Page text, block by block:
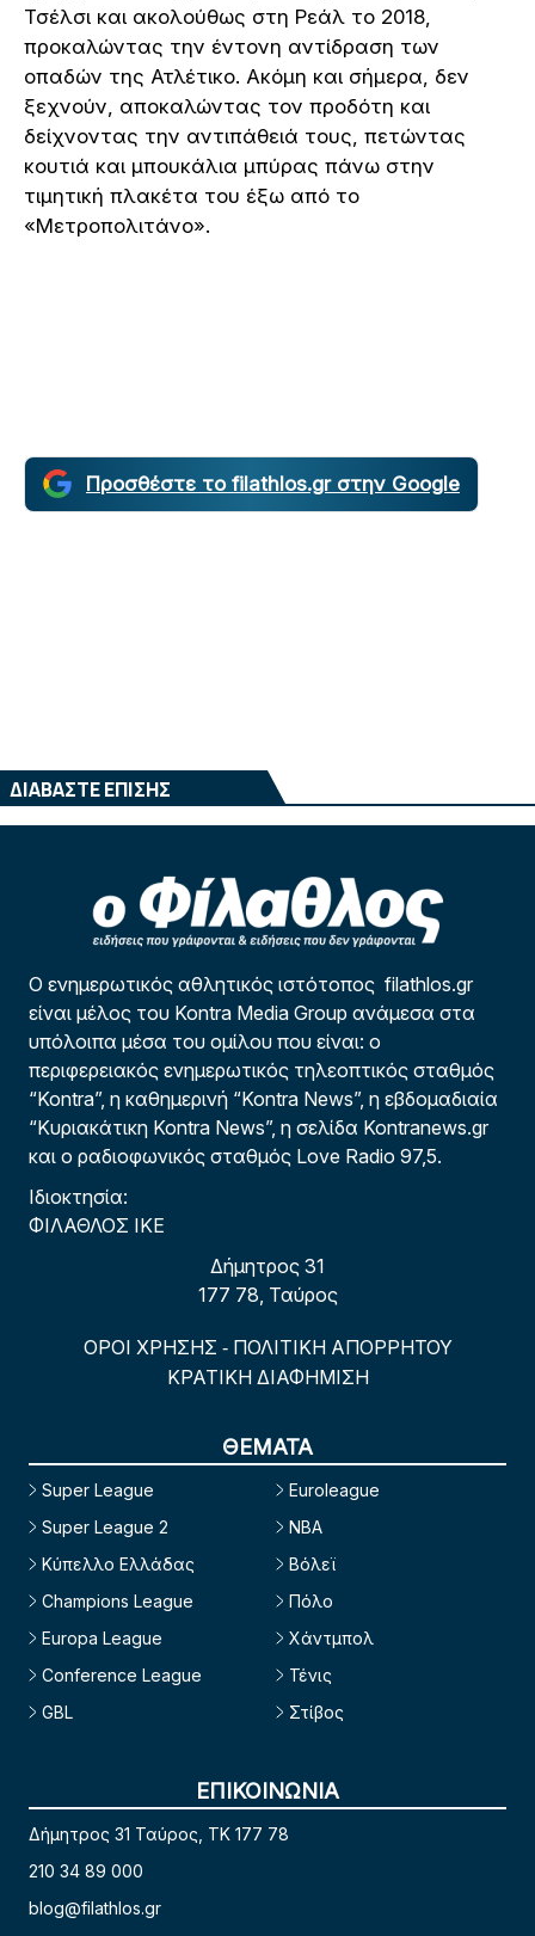
Τσέλσι και ακολούθως στη Ρεάλ το 2018,
προκαλώντας την έντονη αντίδραση των
οπαδών της Ατλέτικο. Ακόμη και σήμερα, δεν
ξεχνούν, αποκαλώντας τον προδότη και
δείχνοντας την αντιπάθειά τους, πετώντας
κουτιά και μπουκάλια μπύρας πάνω στην
τιμητική πλακέτα του έξω από το
«Μετροπολιτάνο».
Προσθέστε το filathlos.gr στην Google
ΔΙΑΒΑΣΤΕ ΕΠΙΣΗΣ
Ο ενημερωτικός αθλητικός ιστότοπος filathlos.gr
είναι μέλος του Kontra Media Group ανάμεσα στα
υπόλοιπα μέσα του ομίλου που είναι: ο
περιφερειακός ενημερωτικός τηλεοπτικός σταθμός
“Kontra”, η καθημερινή “Kontra News”, η εβδομαδιαία
“Κυριακάτικη Kontra News”, η σελίδα Kontranews.gr
και ο ραδιοφωνικός σταθμός Love Radio 97,5.
Ιδιοκτησία:
ΦΙΛΑΘΛΟΣ ΙΚΕ
Δήμητρος 31
177 78, Ταύρος
ΟΡΟΙ ΧΡΗΣΗΣ - ΠΟΛΙΤΙΚΗ ΑΠΟΡΡΗΤΟΥ
ΚΡΑΤΙΚΗ ΔΙΑΦΗΜΙΣΗ
ΘΕΜΑΤΑ
Super League
Super League 2
Κύπελλο Ελλάδας
Champions League
Europa League
Conference League
GBL
Euroleague
NBA
Βόλεϊ
Πόλο
Χάντμπολ
Τένις
Στίβος
ΕΠΙΚΟΙΝΩΝΙΑ
Δήμητρος 31 Ταύρος, TK 177 78
210 34 89 000
blog@filathlos.gr